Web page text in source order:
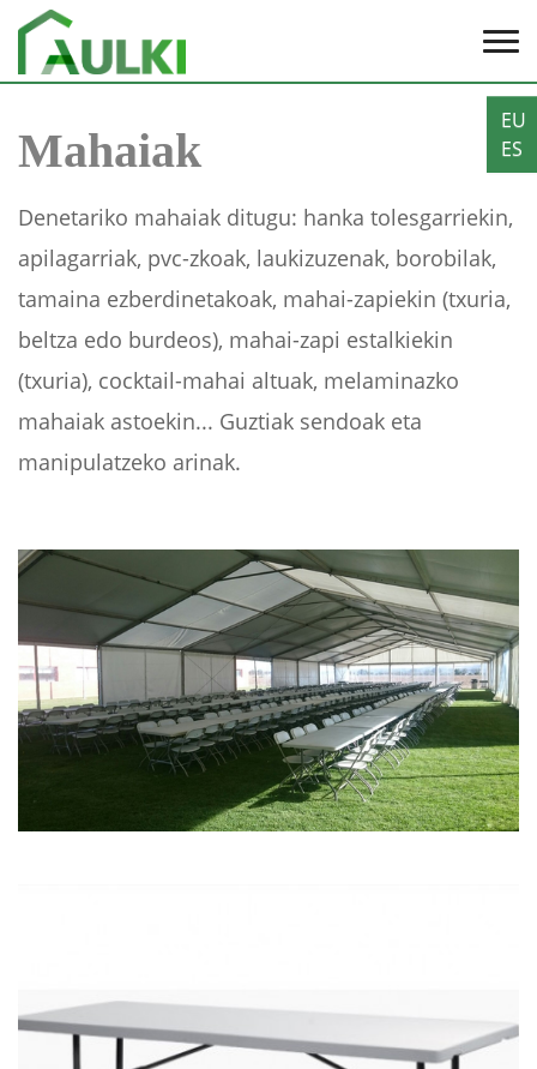
EU
ES
Mahaiak
Denetariko mahaiak ditugu: hanka tolesgarriekin,
apilagarriak, pvc-zkoak, laukizuzenak, borobilak,
tamaina ezberdinetakoak, mahai-zapiekin (txuria,
beltza edo burdeos), mahai-zapi estalkiekin
(txuria), cocktail-mahai altuak, melaminazko
mahaiak astoekin... Guztiak sendoak eta
manipulatzeko arinak.